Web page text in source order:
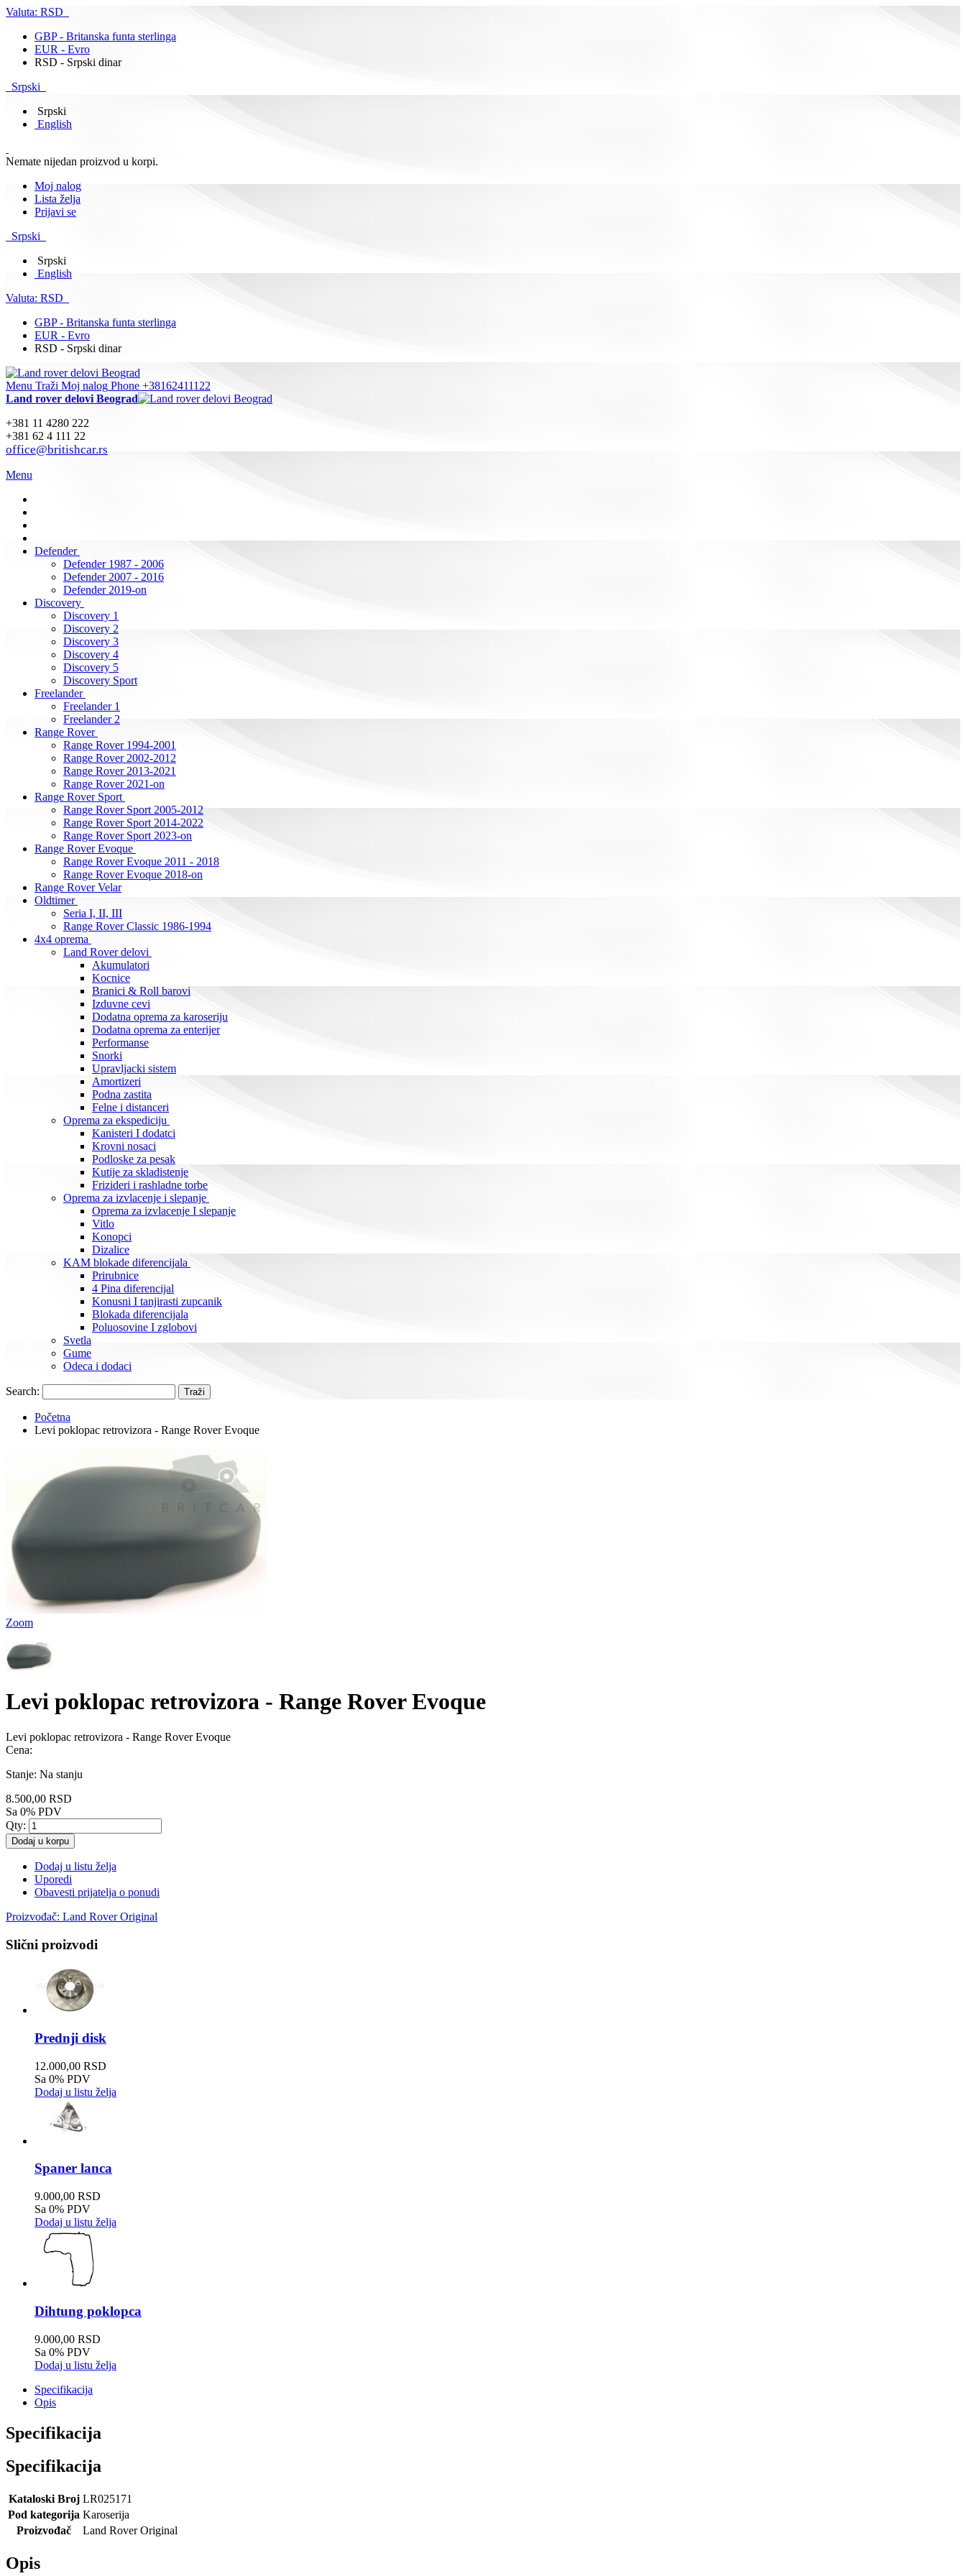
Valuta: RSD
GBP - Britanska funta sterlinga
EUR - Evro
RSD - Srpski dinar
Srpski
Srpski
English
Nemate nijedan proizvod u korpi.
Moj nalog
Lista želja
Prijavi se
Srpski
Srpski
English
Valuta: RSD
GBP - Britanska funta sterlinga
EUR - Evro
RSD - Srpski dinar
Menu Traži Moj nalog Phone +38162411122
Land rover delovi Beograd
+381 11 4280 222
+381 62 4 111 22
office@britishcar.rs
Menu
Defender
Defender 1987 - 2006
Defender 2007 - 2016
Defender 2019-on
Discovery
Discovery 1
Discovery 2
Discovery 3
Discovery 4
Discovery 5
Discovery Sport
Freelander
Freelander 1
Freelander 2
Range Rover
Range Rover 1994-2001
Range Rover 2002-2012
Range Rover 2013-2021
Range Rover 2021-on
Range Rover Sport
Range Rover Sport 2005-2012
Range Rover Sport 2014-2022
Range Rover Sport 2023-on
Range Rover Evoque
Range Rover Evoque 2011 - 2018
Range Rover Evoque 2018-on
Range Rover Velar
Oldtimer
Seria I, II, III
Range Rover Classic 1986-1994
4x4 oprema
Land Rover delovi
Akumulatori
Kocnice
Branici & Roll barovi
Izduvne cevi
Dodatna oprema za karoseriju
Dodatna oprema za enterijer
Performanse
Snorki
Upravljacki sistem
Amortizeri
Podna zastita
Felne i distanceri
Oprema za ekspediciju
Kanisteri I dodatci
Krovni nosaci
Podloske za pesak
Kutije za skladistenje
Frizideri i rashladne torbe
Oprema za izvlacenje i slepanje
Oprema za izvlacenje I slepanje
Vitlo
Konopci
Dizalice
KAM blokade diferencijala
Prirubnice
4 Pina diferencijal
Konusni I tanjirasti zupcanik
Blokada diferencijala
Poluosovine I zglobovi
Svetla
Gume
Odeca i dodaci
Search: Traži
Početna
Levi poklopac retrovizora - Range Rover Evoque
Zoom
Levi poklopac retrovizora - Range Rover Evoque
Levi poklopac retrovizora - Range Rover Evoque
Cena:
Stanje: Na stanju
8.500,00 RSD
Sa 0% PDV
Qty:
Dodaj u korpu
Dodaj u listu želja
Uporedi
Obavesti prijatelja o ponudi
Proizvođač: Land Rover Original
Slični proizvodi
Prednji disk
12.000,00 RSD
Sa 0% PDV
Dodaj u listu želja
Spaner lanca
9.000,00 RSD
Sa 0% PDV
Dodaj u listu želja
Dihtung poklopca
9.000,00 RSD
Sa 0% PDV
Dodaj u listu želja
Specifikacija
Opis
Specifikacija
Specifikacija
Kataloski Broj LR025171
Pod kategorija Karoserija
Proizvođač
Land Rover Original
Opis